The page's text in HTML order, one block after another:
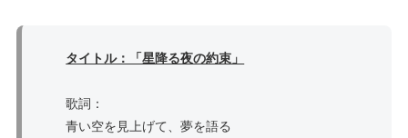
タイトル：「星降る夜の約束」
歌詞：
青い空を見上げて、夢を語る